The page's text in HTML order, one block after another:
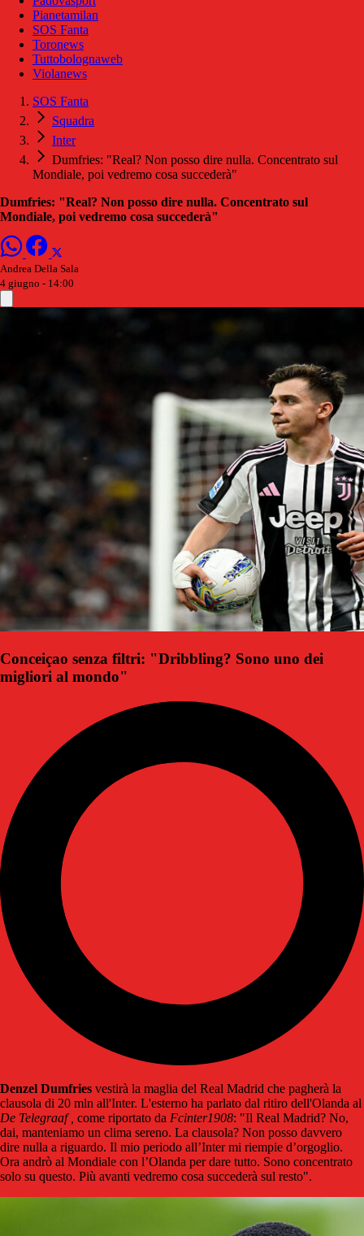
Pianetamilan
SOS Fanta
Toronews
Tuttobolognaweb
Violanews
SOS Fanta
Squadra
Inter
Dumfries: "Real? Non posso dire nulla. Concentrato sul
Mondiale, poi vedremo cosa succederà"
Dumfries: "Real? Non posso dire nulla. Concentrato sul
Mondiale, poi vedremo cosa succederà"
Andrea Della Sala
4 giugno - 14:00
Conceiçao senza filtri: "Dribbling? Sono uno dei
migliori al mondo"
Denzel Dumfries vestirà la maglia del Real Madrid che pagherà la
clausola di 20 mln all'Inter. L'esterno ha parlato dal ritiro dell'Olanda al
De Telegraaf , come riportato da Fcinter1908: "Il Real Madrid? No,
dai, manteniamo un clima sereno. La clausola? Non posso davvero
dire nulla a riguardo. Il mio periodo all’Inter mi riempie d’orgoglio.
Ora andrò al Mondiale con l’Olanda per dare tutto. Sono concentrato
solo su questo. Più avanti vedremo cosa succederà sul resto".